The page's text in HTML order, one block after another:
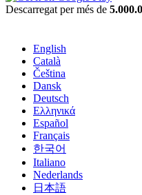
Descarregat per més de
English
Català
Čeština
Dansk
Deutsch
Ελληνικά
Español
Français
한국어
Italiano
Nederlands
日本語